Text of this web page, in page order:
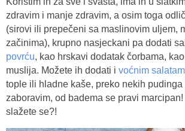
zdravim i manje zdravim, a osim toga
(sirovi ili prepečeni sa maslinovim uljem,
začinima), krupno nasjeckani pa dodati
povrću, kao hrskavi dodatak čorbama,
muslija. Možete ih dodati i voćnim
tople ili hladne kaše, preko nekih pudinga
zaboravim, od badema se pravi
slažete se?!